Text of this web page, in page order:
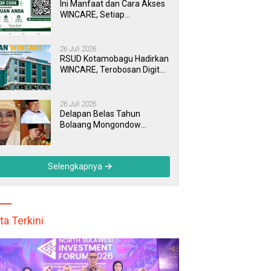
Ini Manfaat dan Cara Akses
WINCARE, Setiap
Dipantau Dan Ditangani
dengan Tuntas
26 Juli 2026
RSUD Kotamobagu Hadirkan
WINCARE, Terobosan Digital
yang Cepat, Transparan, dan
Responsif
26 Juli 2026
Delapan Belas Tahun
Bolaang Mongondow
Sebuah Daerah yang
Menolak Tertinggal
Selengkapnya
Terkini